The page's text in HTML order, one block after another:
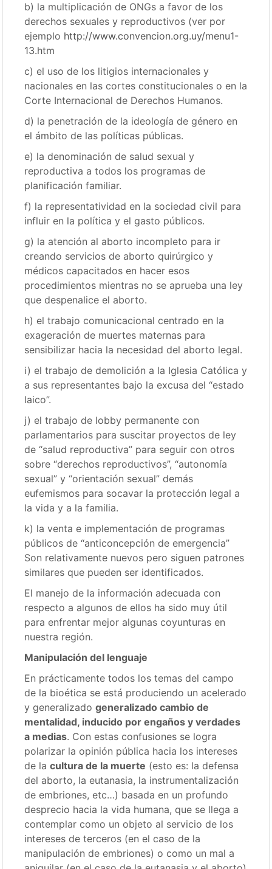
b) la multiplicación de ONGs a favor de los
derechos sexuales y reproductivos (ver por
ejemplo http://www.convencion.org.uy/menu1-
13.htm
c) el uso de los litigios internacionales y
nacionales en las cortes constitucionales o en la
Corte Internacional de Derechos Humanos.
d) la penetración de la ideología de género en
el ámbito de las políticas públicas.
e) la denominación de salud sexual y
reproductiva a todos los programas de
planificación familiar.
f) la representatividad en la sociedad civil para
influir en la política y el gasto públicos.
g) la atención al aborto incompleto para ir
creando servicios de aborto quirúrgico y
médicos capacitados en hacer esos
procedimientos mientras no se aprueba una ley
que despenalice el aborto.
h) el trabajo comunicacional centrado en la
exageración de muertes maternas para
sensibilizar hacia la necesidad del aborto legal.
i) el trabajo de demolición a la Iglesia Católica y
a sus representantes bajo la excusa del “estado
laico”.
j) el trabajo de lobby permanente con
parlamentarios para suscitar proyectos de ley
de “salud reproductiva” para seguir con otros
sobre “derechos reproductivos”, “autonomía
sexual” y “orientación sexual” demás
eufemismos para socavar la protección legal a
la vida y a la familia.
k) la venta e implementación de programas
públicos de “anticoncepción de emergencia”
Son relativamente nuevos pero siguen patrones
similares que pueden ser identificados.
El manejo de la información adecuada con
respecto a algunos de ellos ha sido muy útil
para enfrentar mejor algunas coyunturas en
nuestra región.
Manipulación del lenguaje
En prácticamente todos los temas del campo
de la bioética se está produciendo un acelerado
y generalizadogeneralizado cambio de
mentalidad, inducido por engaños y verdades
a medias. Con estas confusiones se logra
polarizar la opinión pública hacia los intereses
de lacultura de la muerte (esto es: la defensa
del aborto, la eutanasia, la instrumentalización
de embriones, etc…) basada en un profundo
desprecio hacia la vida humana, que se llega a
contemplar como un objeto al servicio de los
intereses de terceros (en el caso de la
manipulación de embriones) o como un mal a